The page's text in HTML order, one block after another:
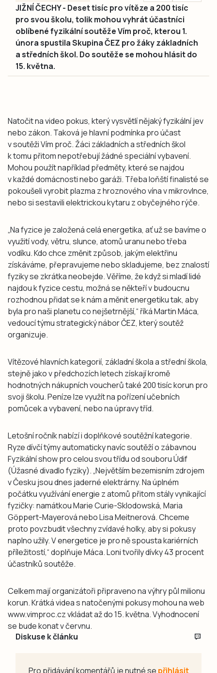
JIŽNÍ ČECHY - Deset tisíc pro vítěze a 200 tisíc
pro svou školu, tolik mohou vyhrát účastníci
oblíbené fyzikální soutěže Vím proč, kterou 1.
února spustila Skupina ČEZ pro žáky základních
a středních škol. Do soutěže se mohou hlásit do
15. května.
Natočit na video pokus, který vysvětlí nějaký fyzikální jev
nebo zákon. Taková je hlavní podmínka pro účast
v soutěži Vím proč. Žáci základních a středních škol
k tomu přitom nepotřebují žádné speciální vybavení.
Mohou použít například předměty, které se najdou
v každé domácnosti nebo garáži. Třeba loňští finalisté se
pokoušeli vyrobit plazma z hroznového vína v mikrovlnce,
nebo si sestavili elektrickou kytaru z obyčejného rýče.
„Na fyzice je založená celá energetika, ať už se bavíme o
využití vody, větru, slunce, atomů uranu nebo třeba
vodíku. Kdo chce změnit způsob, jakým elektřinu
získáváme, přepravujeme nebo skladujeme, bez znalostí
fyziky se zkrátka neobejde. Věříme, že když si mladí lidé
najdou k fyzice cestu, možná se někteří v budoucnu
rozhodnou přidat se k nám a měnit energetiku tak, aby
byla pro naši planetu co nejšetrnější,“ říká Martin Máca,
vedoucí týmu strategický nábor ČEZ, který soutěž
organizuje.
Vítězové hlavních kategorií, základní škola a střední škola,
stejně jako v předchozích letech získají kromě
hodnotných nákupních voucherů také 200 tisíc korun pro
svoji školu. Peníze lze využít na pořízení učebních
pomůcek a vybavení, nebo na úpravy tříd.
Letošní ročník nabízí i doplňkové soutěžní kategorie.
Ryze dívčí týmy automaticky navíc soutěží o zábavnou
Fyzikální show pro celou svou třídu od souboru Údif
(Úžasné divadlo fyziky). „Největším bezemisním zdrojem
v Česku jsou dnes jaderné elektrárny. Na úplném
počátku využívání energie z atomů přitom stály vynikající
fyzičky: namátkou Marie Curie-Sklodowská, Maria
Göppert-Mayerová nebo Lisa Meitnerová. Chceme
proto povzbudit všechny zvídavé holky, aby si pokusy
naplno užily. V energetice je pro ně spousta kariérních
příležitostí,“ doplňuje Máca. Loni tvořily dívky 43 procent
účastníků soutěže.
Celkem mají organizátoři připraveno na výhry půl milionu
korun. Krátká videa s natočenými pokusy mohou na web
www.vimproc.cz vkládat až do 15. května. Vyhodnocení
se bude konat v červnu.
Diskuse k článku
Pro přidávání komentářů je nutné se přihlásit